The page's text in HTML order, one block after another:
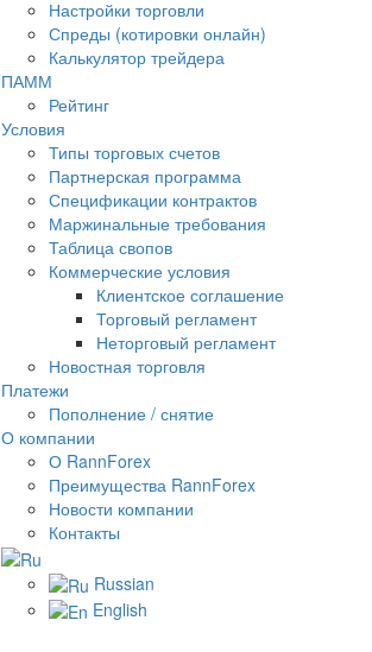
Настройки торговли
Спреды (котировки онлайн)
Калькулятор трейдера
ПАММ
Рейтинг
Условия
Типы торговых счетов
Партнерская программа
Спецификации контрактов
Маржинальные требования
Таблица свопов
Коммерческие условия
Клиентское соглашение
Торговый регламент
Неторговый регламент
Новостная торговля
Платежи
Пополнение / снятие
О компании
О RannForex
Преимущества RannForex
Новости компании
Контакты
Russian
English